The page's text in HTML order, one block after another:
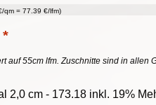
qm = 77.39 €/lfm)
*
auf 55cm lfm. Zuschnitte sind in allen
2,0 cm - 173.18 inkl. 19%